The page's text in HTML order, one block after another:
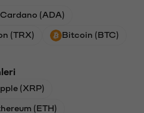
Cardano (ADA)
(TRX) Bitcoin (BTC)
(XRP)
(ETH)